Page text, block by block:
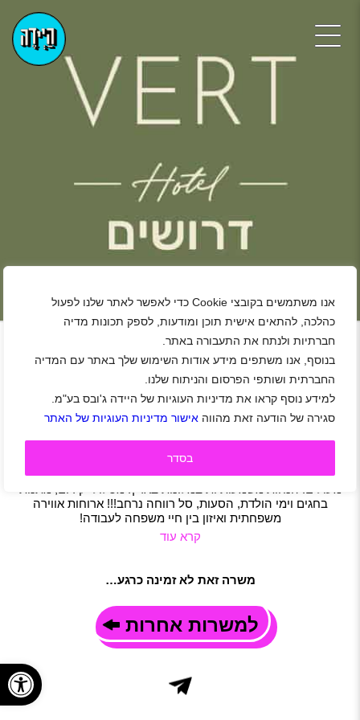
אנו משתמשים בקובצי Cookie כדי לאפשר לאתר שלנו לפעול
כהלכה, להתאים אישית תוכן ומודעות, לספק תכונות מדיה
חברתיות ולנתח את התעבורה באתר.
בנוסף, אנו משתפים מידע אודות השימוש שלך באתר עם המדיה
החברתית ושותפי הפרסום והניתוח שלנו.
למידע נוסף קראו את מדיניות העוגיות של היידה ג'ובס בע"מ.
סגירה של הודעה זאת מהווה אישור מדיניות העוגיות של האתר
בסדר
+
דרושים/ות טבחים/ות לקראון פלזה תל אביב!
אזור מרכז|אזור שפלה|אזור השרון| תל אביב-יפו|גיל 21 ומעלה
|סטודנטים|עבודה מועדפת|חיילים משוחררים|
בואו לעבוד ברשת המלונות הכי שווה בישראל, לעבוד ולהרגיש
בחופש אנחנו מחפשים טבחים/ות לעבודה במשמרות תנאים
בחגים וימי הולדת, הסעות, סל רווחה נרחב!!! ארוחות אווירה
משפחתית ואיזון בין חיי משפחה לעבודה!
קרא עוד
משרה זאת לא זמינה כרגע…
למשרות אחרות